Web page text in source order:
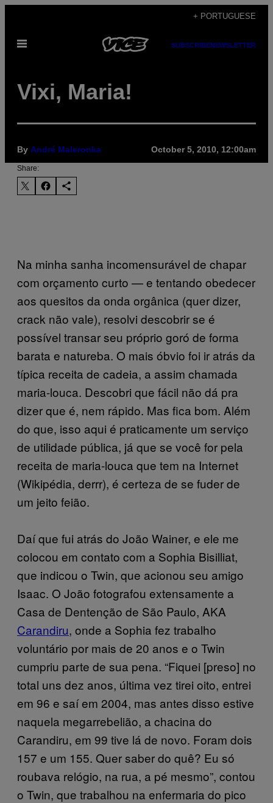
content
+ PORTUGUESE
Open
SUBSCRIBENEWSLETTER
Vixi, Maria!
By André Maleronka October 5, 2010, 12:00am
Share:
Na minha sanha incomensurável de chapar
com orçamento curto — e tentando obedecer
aos quesitos da onda orgânica (quer dizer,
crack não vale), resolvi descobrir se é
possível transar seu próprio goró de forma
barata e natureba. O mais óbvio foi ir atrás da
típica receita de cadeia, a assim chamada
maria-louca. Descobri que fácil não dá pra
dizer que é, nem rápido. Mas fica bom. Além
do que, isso aqui é praticamente um serviço
de utilidade pública, já que se você for pela
receita de maria-louca que tem na Internet
(Wikipédia, derrr), é certeza de se fuder de
um jeito feião.­
Daí que fui atrás do João Wainer, e ele me
colocou em contato com a Sophia Bisilliat,
que indicou o Twin, que acionou seu amigo
Isaac. O João fotografou extensamente a
Casa de Dentenção de São Paulo, AKA
Carandiru, onde a Sophia fez trabalho
voluntário por mais de 20 anos e o Twin
cumpriu parte de sua pena. “Fiquei [preso] no
total uns dez anos, última vez tirei oito, entrei
em 96 e saí em 2004, mas antes disso estive
naquela megarrebelião, a chacina do
Carandiru, em 99 tive lá de novo. Foram dois
157 e um 155. Quer saber do quê? Eu só
roubava relógio, na rua, a pé mesmo”, contou
o Twin, que trabalhou na enfermaria do pico